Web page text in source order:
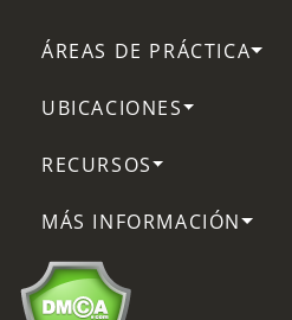
ÁREAS DE PRÁCTICA
UBICACIONES
RECURSOS
MÁS INFORMACIÓN